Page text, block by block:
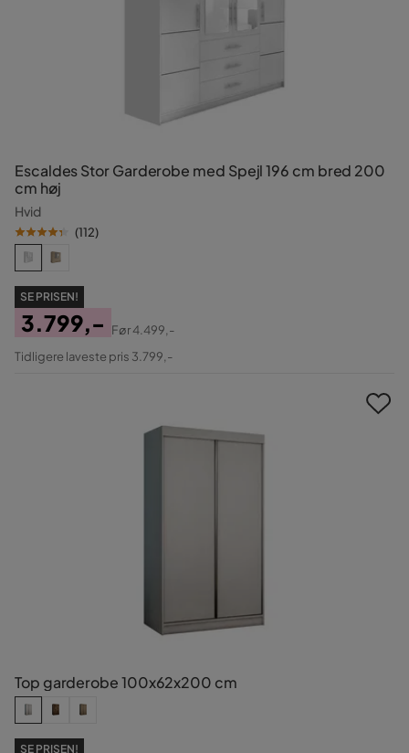
Escaldes Stor Garderobe med Spejl 196 cm bred 200
cm høj
Hvid
(112)
SE PRISEN!
Pris
3.799,-
Original
Før4.499,-
Tidligere laveste pris 3.799,-
Top garderobe 100x62x200 cm
SE PRISEN!